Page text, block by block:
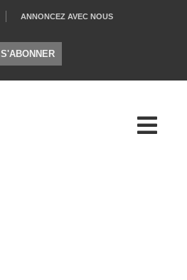
ANNONCEZ AVEC NOUS
S'ABONNER